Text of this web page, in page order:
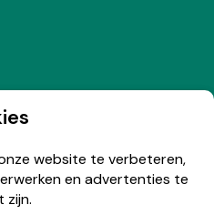
website te verbeteren,
en advertenties te
zijn.
nieuwsbrief